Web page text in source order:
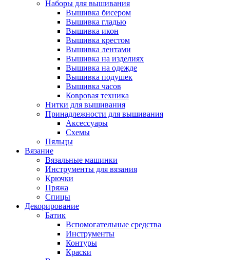
Наборы для вышивания
Вышивка бисером
Вышивка гладью
Вышивка икон
Вышивка крестом
Вышивка лентами
Вышивка на изделиях
Вышивка на одежде
Вышивка подушек
Вышивка часов
Ковровая техника
Нитки для вышивания
Принадлежности для вышивания
Аксессуары
Схемы
Пяльцы
Вязание
Вязальные машинки
Инструменты для вязания
Крючки
Пряжа
Спицы
Декорирование
Батик
Вспомогательные средства
Инструменты
Контуры
Краски